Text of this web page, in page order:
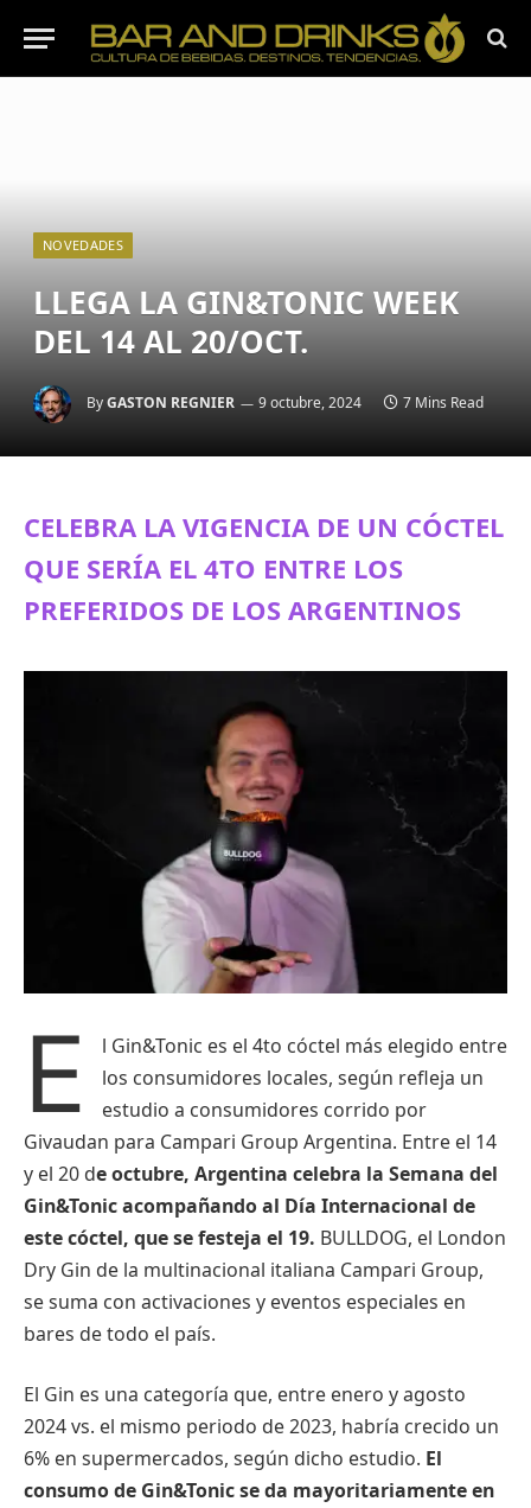
NOVEDADES
LLEGA LA GIN&TONIC WEEK
DEL 14 AL 20/OCT.
ByGASTON REGNIER 9 octubre, 2024 7 Mins Read
CELEBRA LA VIGENCIA DE UN CÓCTEL
QUE SERÍA EL 4TO ENTRE LOS
PREFERIDOS DE LOS ARGENTINOS
E
l Gin&Tonic es el 4to cóctel más elegido entre
los consumidores locales, según refleja un
estudio a consumidores corrido por
Givaudan para Campari Group Argentina. Entre el 14
y el 20 de octubre, Argentina celebra la Semana del
Gin&Tonic acompañando al Día Internacional de
este cóctel, que se festeja el 19. BULLDOG, el London
Dry Gin de la multinacional italiana Campari Group,
se suma con activaciones y eventos especiales en
bares de todo el país.
El Gin es una categoría que, entre enero y agosto
2024 vs. el mismo periodo de 2023, habría crecido un
6% en supermercados, según dicho estudio. El
consumo de Gin&Tonic se da mayoritariamente en